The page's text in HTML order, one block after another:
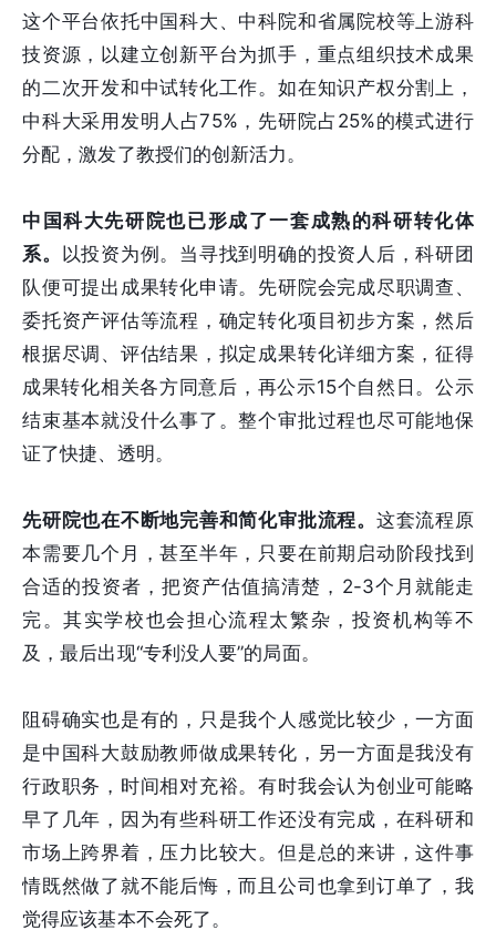
这个平台依托中国科大、中科院和省属院校等上游科
技资源，以建立创新平台为抓手，重点组织技术成果
的二次开发和中试转化工作。如在知识产权分割上，
中科大采用发明人占75%，先研院占25%的模式进行
分配，激发了教授们的创新活力。
中国科大先研院也已形成了一套成熟的科研转化体
系。 以投资为例。当寻找到明确的投资人后，科研团
队便可提出成果转化申请。先研院会完成尽职调查、
委托资产评估等流程，确定转化项目初步方案，然后
根据尽调、评估结果，拟定成果转化详细方案，征得
成果转化相关各方同意后，再公示15个自然日。公示
结束基本就没什么事了。整个审批过程也尽可能地保
证了快捷、透明。
先研院也在不断地完善和简化审批流程。 这套流程原
本需要几个月，甚至半年，只要在前期启动阶段找到
合适的投资者，把资产估值搞清楚，2-3个月就能走
完。其实学校也会担心流程太繁杂，投资机构等不
及，最后出现“专利没人要”的局面。
阻碍确实也是有的，只是我个人感觉比较少，一方面
是中国科大鼓励教师做成果转化，另一方面是我没有
行政职务，时间相对充裕。有时我会认为创业可能略
早了几年，因为有些科研工作还没有完成，在科研和
市场上跨界着，压力比较大。但是总的来讲，这件事
情既然做了就不能后悔，而且公司也拿到订单了，我
觉得应该基本不会死了。